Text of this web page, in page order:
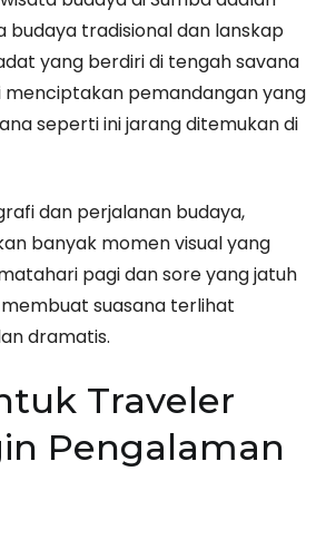
budaya tradisional dan lanskap
yang berdiri di tengah savana
pemandangan yang
seperti ini jarang ditemukan di
dan perjalanan budaya,
banyak momen visual yang
pagi dan sore yang jatuh
suasana terlihat
dramatis.
Traveler
Pengalaman